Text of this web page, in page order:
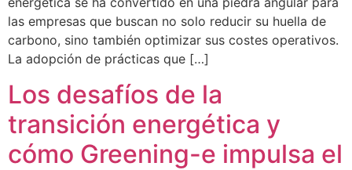
las empresas que buscan no solo reducir su huella de
carbono, sino también optimizar sus costes operativos.
La adopción de prácticas que […]
Los desafíos de la
transición energética y
cómo Greening-e impulsa el